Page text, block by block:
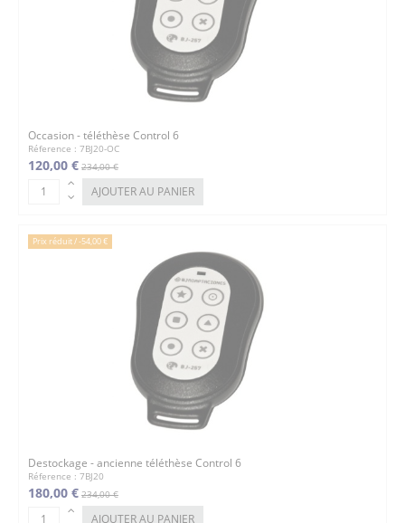
Occasion - téléthèse Control 6
Réference : 7BJ20-OC
120,00 € 234,00 €
AJOUTER AU PANIER
Prix réduit/ -54,00 €
Destockage - ancienne téléthèse Control 6
Réference : 7BJ20
180,00 € 234,00 €
AJOUTER AU PANIER